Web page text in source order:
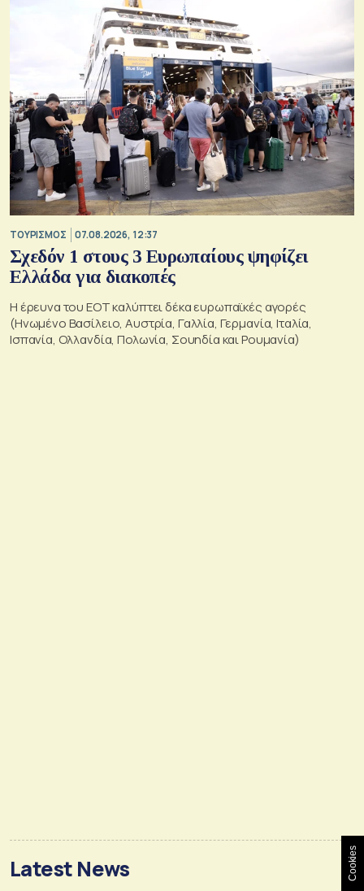
ΤΟΥΡΙΣΜΟΣ 07.08.2026, 12:37
Σχεδόν 1 στους 3 Ευρωπαίους ψηφίζει
Ελλάδα για διακοπές
Η έρευνα του ΕΟΤ καλύπτει δέκα ευρωπαϊκές αγορές
(Ηνωμένο Βασίλειο, Αυστρία, Γαλλία, Γερμανία, Ιταλία,
Ισπανία, Ολλανδία, Πολωνία, Σουηδία και Ρουμανία)
Latest News Cookies